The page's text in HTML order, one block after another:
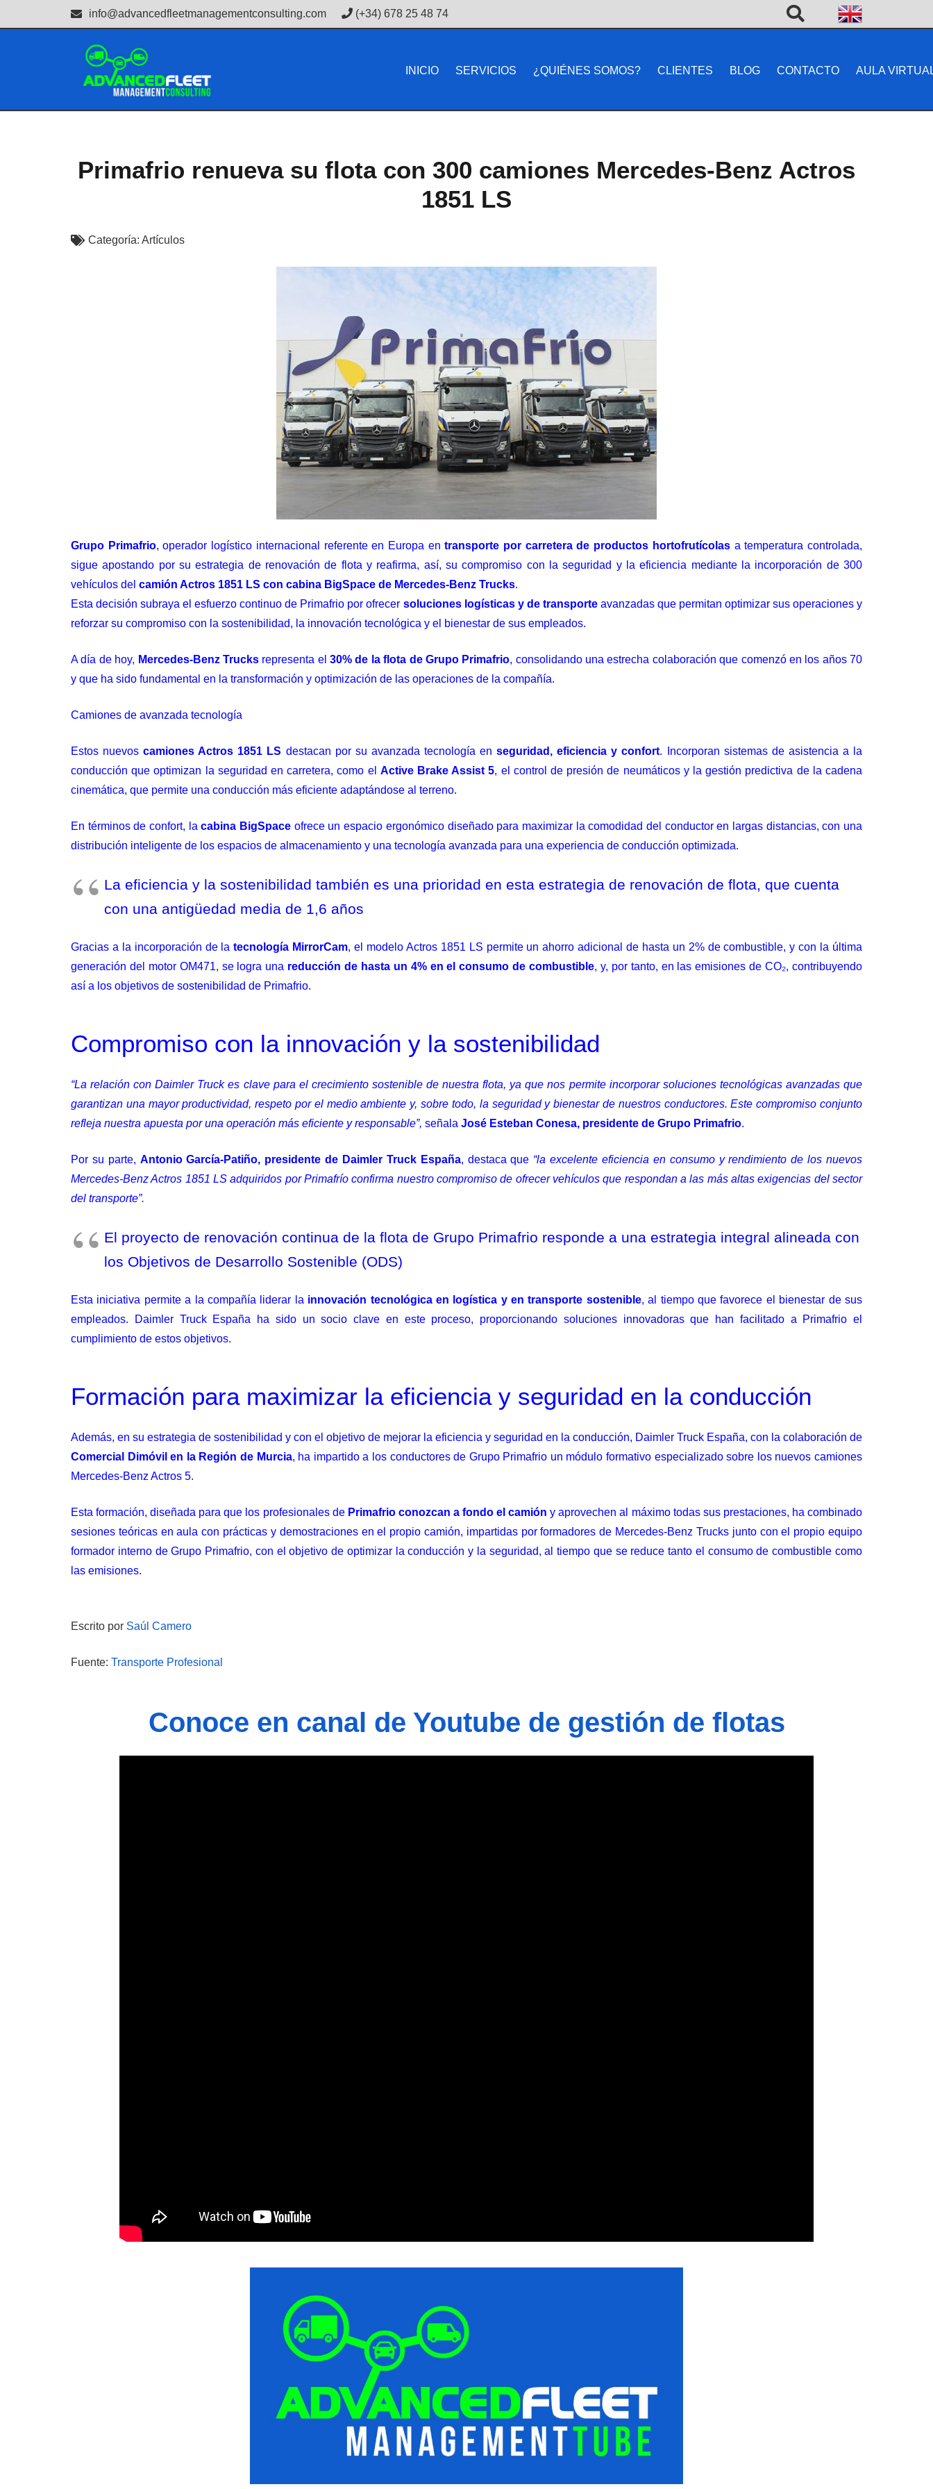
info@advancedfleetmanagementconsulting.com (+34) 678 25 48 74
INICIO SERVICIOS ¿QUIÉNES SOMOS? CLIENTES BLOG CONTACTO AULA
Primafrio renueva su flota con 300 camiones Mercedes-Benz Actros
1851 LS
Categoría: Artículos
Grupo Primafrio, operador logístico internacional referente en Europa entransporte por carretera de productos hortofrutícolasa temperatura controlada,
sigue apostando por su estrategia de renovación de flota y reafirma, así, su compromiso con la seguridad y la eficiencia mediante la incorporación de 300
vehículos del camión Actros 1851 LS con cabina BigSpace de Mercedes-Benz Trucks.
Esta decisión subraya el esfuerzo continuo de Primafrio por ofrecer soluciones logísticas y de transporteavanzadas que permitan optimizar sus operaciones y
reforzar su compromiso con la sostenibilidad, la innovación tecnológica y el bienestar de sus empleados.
A día de hoy, Mercedes-Benz Trucksrepresenta el 30% de la flota de Grupo Primafrio, consolidando una estrecha colaboración que comenzó en los años 70
y que ha sido fundamental en la transformación y optimización de las operaciones de la compañía.
Camiones de avanzada tecnología
Estos nuevoscamiones Actros 1851 LS destacan por su avanzada tecnología enseguridad, eficiencia y confort. Incorporan sistemas de asistencia a la
conducción que optimizan la seguridad en carretera, como el Active Brake Assist 5, el control de presión de neumáticos y la gestión predictiva de la cadena
cinemática, que permite una conducción más eficiente adaptándose al terreno.
En términos de confort, lacabina BigSpace ofrece un espacio ergonómico diseñado para maximizar la comodidad del conductor en largas distancias, con una
distribución inteligente de los espacios de almacenamiento y una tecnología avanzada para una experiencia de conducción optimizada.
La eficiencia y la sostenibilidad también es una prioridad en esta estrategia de renovación de flota, que cuenta
con una antigüedad media de 1,6 años
Gracias a la incorporación de latecnología MirrorCam, el modelo Actros 1851 LS permite un ahorro adicional de hasta un 2% de combustible, y con la última
generación del motor OM471, se logra una reducción de hasta un 4% en el consumo de combustible, y, por tanto, en las emisiones de CO₂, contribuyendo
así a los objetivos de sostenibilidad de Primafrio.
Compromiso con la innovación y la sostenibilidad
“La relación con Daimler Truck es clave para el crecimiento sostenible de nuestra flota, ya que nos permite incorporar soluciones tecnológicas avanzadas que
garantizan una mayor productividad, respeto por el medio ambiente y, sobre todo, la seguridad y bienestar de nuestros conductores. Este compromiso conjunto
refleja nuestra apuesta por una operación más eficiente y responsable”, señala José Esteban Conesa, presidente de Grupo Primafrio.
Por su parte, Antonio García-Patiño, presidente de Daimler Truck España, destaca que “la excelente eficiencia en consumo y rendimiento de los nuevos
Mercedes-Benz Actros 1851 LS adquiridos por Primafrío confirma nuestro compromiso de ofrecer vehículos que respondan a las más altas exigencias del sector
del transporte”.
El proyecto de renovación continua de la flota de Grupo Primafrio responde a una estrategia integral alineada con
los Objetivos de Desarrollo Sostenible (ODS)
Esta iniciativa permite a la compañía liderar la innovación tecnológica en logística y en transporte sostenible, al tiempo que favorece el bienestar de sus
empleados. Daimler Truck España ha sido un socio clave en este proceso, proporcionando soluciones innovadoras que han facilitado a Primafrio el
cumplimiento de estos objetivos.
Formación para maximizar la eficiencia y seguridad en la conducción
Además, en su estrategia de sostenibilidad y con el objetivo de mejorar la eficiencia y seguridad en la conducción, Daimler Truck España, con la colaboración de
Comercial Dimóvil en la Región de Murcia, ha impartido a los conductores de Grupo Primafrio un módulo formativo especializado sobre los nuevos camiones
Mercedes-Benz Actros 5.
Esta formación, diseñada para que los profesionales de Primafrio conozcan a fondo el camión y aprovechen al máximo todas sus prestaciones, ha combinado
sesiones teóricas en aula con prácticas y demostraciones en el propio camión, impartidas por formadores de Mercedes-Benz Trucks junto con el propio equipo
formador interno de Grupo Primafrio, con el objetivo de optimizar la conducción y la seguridad, al tiempo que se reduce tanto el consumo de combustible como
las emisiones.
Escrito por Saúl Camero
Fuente: Transporte Profesional
Conoce en canal de Youtube de gestión de flotas